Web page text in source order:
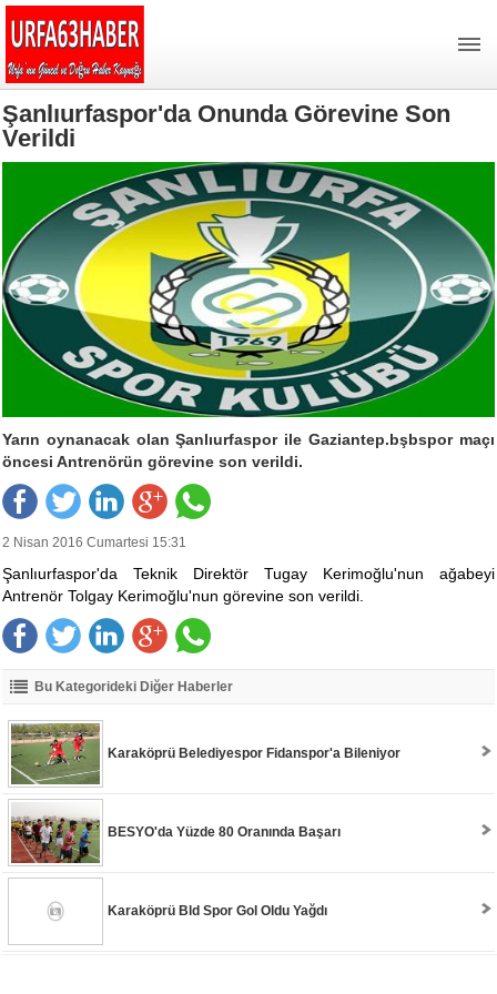
Şanlıurfaspor'da Onunda Görevine Son
Verildi
Yarın oynanacak olan Şanlıurfaspor ile Gaziantep.bşbspor maçı
öncesi Antrenörün görevine son verildi.
2 Nisan 2016 Cumartesi 15:31
Şanlıurfaspor'da Teknik Direktör Tugay Kerimoğlu'nun ağabeyi
Antrenör Tolgay Kerimoğlu'nun görevine son verildi.
Bu Kategorideki Diğer Haberler
Karaköprü Belediyespor Fidanspor'a Bileniyor
BESYO'da Yüzde 80 Oranında Başarı
Karaköprü Bld Spor Gol Oldu Yağdı